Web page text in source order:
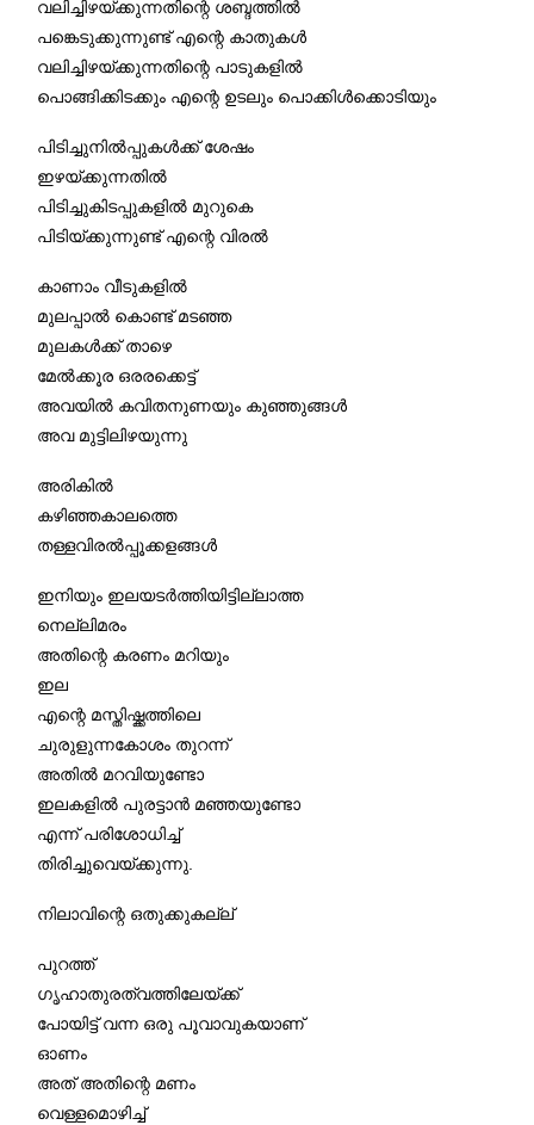
വലിച്ചിഴയ്ക്കുന്നതിന്റെ ശബ്ദത്തിൽ
പങ്കെടുക്കുന്നുണ്ട് എന്റെ കാതുകൾ
വലിച്ചിഴയ്ക്കുന്നതിന്റെ പാടുകളിൽ
പൊങ്ങിക്കിടക്കും എന്റെ ഉടലും പൊക്കിൾക്കൊടിയും
പിടിച്ചുനിൽപ്പുകൾക്ക് ശേഷം
ഇഴയ്ക്കുന്നതിൽ
പിടിച്ചുകിടപ്പുകളിൽ മുറുകെ
പിടിയ്ക്കുന്നുണ്ട് എന്റെ വിരൽ
കാണാം വീടുകളിൽ
മുലപ്പാൽ കൊണ്ട് മടഞ്ഞ
മുലകൾക്ക് താഴെ
മേൽക്കൂര ഒരരക്കെട്ട്
അവയിൽ കവിതനുണയും കുഞ്ഞുങ്ങൾ
അവ മുട്ടിലിഴയുന്നു
അരികിൽ
കഴിഞ്ഞകാലത്തെ
തള്ളവിരൽപ്പൂക്കളങ്ങൾ
ഇനിയും ഇലയടർത്തിയിട്ടില്ലാത്ത
നെല്ലിമരം
അതിന്റെ കരണം മറിയും
ഇല
എന്റെ മസ്തിഷ്ക്കത്തിലെ
ചുരുളുന്നകോശം തുറന്ന്
അതിൽ മറവിയുണ്ടോ
ഇലകളിൽ പുരട്ടാൻ മഞ്ഞയുണ്ടോ
എന്ന് പരിശോധിച്ച്
തിരിച്ചുവെയ്ക്കുന്നു.
നിലാവിന്റെ ഒതുക്കുകല്ല്
പുറത്ത്
ഗൃഹാതുരത്വത്തിലേയ്ക്ക്
പോയിട്ട് വന്ന ഒരു പൂവാവുകയാണ്
ഓണം
അത് അതിന്റെ മണം
വെള്ളമൊഴിച്ച്